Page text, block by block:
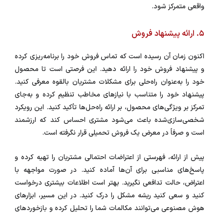
واقعی متمرکز شود.
۵. ارائه پیشنهاد فروش
اکنون زمان آن رسیده است که تماس فروش خود را برنامه‌ریزی کرده
و پیشنهاد فروش خود را ارائه دهید. این فرصتی است تا محصول
خود را به‌عنوان راه‌حلی برای مشکلات مشتریان بالقوه معرفی کنید.
پیشنهاد خود را متناسب با نیازهای مخاطب تنظیم کرده و به‌جای
تمرکز بر ویژگی‌های محصول، بر ارائه راه‌حل‌ها تأکید کنید. این رویکرد
شخصی‌سازی‌شده باعث می‌شود مشتری احساس کند که ارزشمند
است و صرفاً در معرض یک فروش تحمیلی قرار نگرفته است.
پیش از ارائه، فهرستی از اعتراضات احتمالی مشتریان را تهیه کرده و
پاسخ‌های مناسبی برای آن‌ها آماده کنید. در صورت مواجهه با
اعتراض، حالت تدافعی نگیرید. بهتر است اطلاعات بیشتری درخواست
کنید و سعی کنید ریشه مشکل را درک کنید. در این مسیر، ابزارهای
هوش مصنوعی می‌توانند مکالمات شما را تحلیل کرده و بازخوردهای